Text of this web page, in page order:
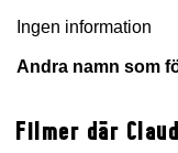
Ingen information
Andra namn som
Filmer där